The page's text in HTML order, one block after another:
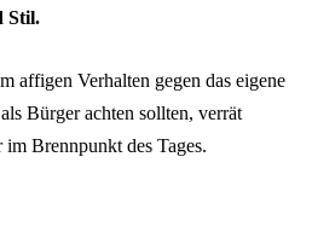
Stil.
affigen Verhalten gegen das eigene
Bürger achten sollten, verrät
im Brennpunkt des Tages.